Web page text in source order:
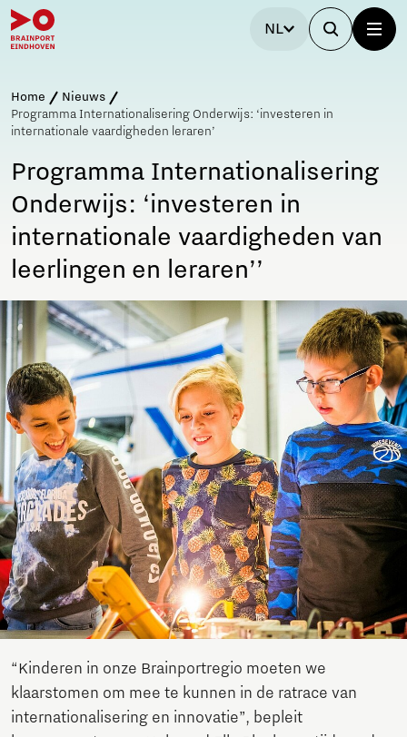
NL
Home
Nieuws
Programma Internationalisering Onderwijs: ‘investeren in
internationale vaardigheden leraren’
Programma Internationalisering
Onderwijs: ‘investeren in
internationale vaardigheden van
leerlingen en leraren’’
“Kinderen in onze Brainportregio moeten we
klaarstomen om mee te kunnen in de ratrace van
internationalisering en innovatie”, bepleit